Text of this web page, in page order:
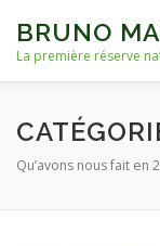
contenu
BRUNO
La première réserve
ACCUEIL
Qu’avons nous fait en